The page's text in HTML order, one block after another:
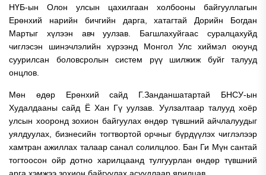
НҮБ-ын Олон улсын цахилгаан холбооны байгууллагын
Ерөнхий нарийн бичгийн дарга, хатагтай Дорийн Богдан
Мартыг хүлээн авч уулзав. Багшлахуйгаас суралцахуйд
чиглэсэн шинэчлэлийн хүрээнд Монгол Улс хиймэл оюунд
суурилсан боловсролын систем рүү шилжиж буйг талууд
онцлов.
Мөн өдөр Ерөнхий сайд Г.Занданшатартай БНСУ-ын
Худалдааны сайд Ё Хан Гү уулзав. Уулзалтаар талууд хоёр
улсын хооронд зохион байгуулах өндөр түвшний айчлалуудыг
уялдуулах, бизнесийн тогтвортой орчныг бүрдүүлэх чиглэлээр
хамтран ажиллах талаар санал солилцлоо. Бан Ги Мүн сантай
тогтоосон ойр дотно харилцаанд тулгуурлан өндөр түвшний